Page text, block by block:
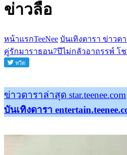
ข่าวลือ
หน้าแรกTeeNee บันเทิงดารา ข่าวด
คู่รักมาราธอน7ปีไม่กลัวอาถรรพ์ โ
ข่าวดาราล่าสุด star.teenee.com
บันเทิงดารา